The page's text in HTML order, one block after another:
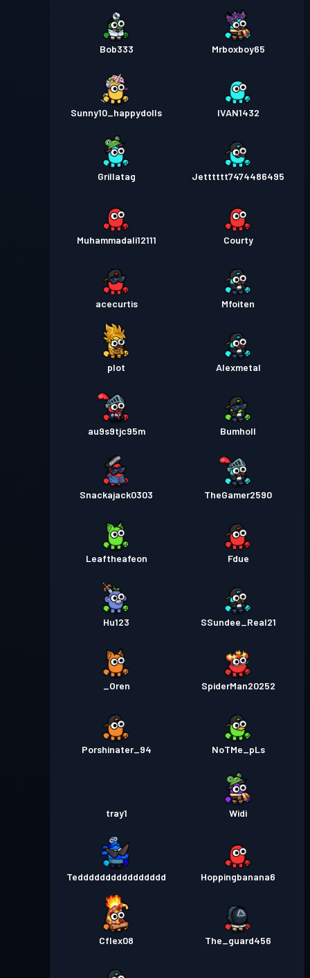
Bob333 Mrboxboy65
Sunny10_happydolls IVAN1432
Grillatag Jetttttt7474486495
Muhammadali12111 Courty
acecurtis Mfoiten
plot Alexmetal
au9s9tjc95m Bumholl
Snackajack0303 TheGamer2590
Leaftheafeon Fdue
Hu123 SSundee_Real21
_Oren SpiderMan20252
Porshinater_94 NoTMe_pLs
tray1 Widi
Tedddddddddddddddd Hoppingbanana6
Cflex08 The_guard456